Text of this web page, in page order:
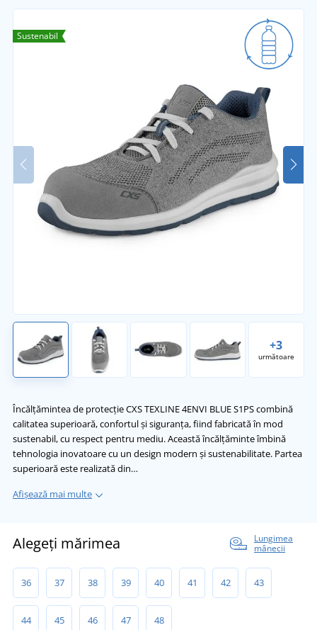
+3
următoare
Sustenabil
Încălțămintea de protecție CXS TEXLINE 4ENVI BLUE S1PS combină
calitatea superioară, confortul și siguranța, fiind fabricată în mod
sustenabil, cu respect pentru mediu. Această încălțăminte îmbină
tehnologia inovatoare cu un design modern și sustenabilitate. Partea
superioară este realizată din…
Afișează mai multe
Alegeți mărimea
Lungimea
mânecii
36 37 38 39 40 41 42 43
44 45 46 47 48